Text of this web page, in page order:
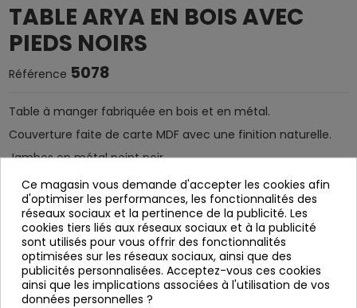
TABLE ARYA EN BOIS AVEC
PIEDS NOIRS
Référence 5078
Table à manger fabriquée en bois et en métal.
Couverture faite de carte MDF avec une finition naturelle.
Jambes en métal peint noir.
Il est servi démantelé.
Mesures:
Haut: 76 cm
Largeur: 140 cm
Profonde: 90 cm
Recommandations d'utilisation et de nettoyage
Ce magasin vous demande d'accepter les cookies afin
d'optimiser les performances, les fonctionnalités des
réseaux sociaux et la pertinence de la publicité. Les
cookies tiers liés aux réseaux sociaux et à la publicité
sont utilisés pour vous offrir des fonctionnalités
optimisées sur les réseaux sociaux, ainsi que des
publicités personnalisées. Acceptez-vous ces cookies
ainsi que les implications associées à l'utilisation de vos
données personnelles ?